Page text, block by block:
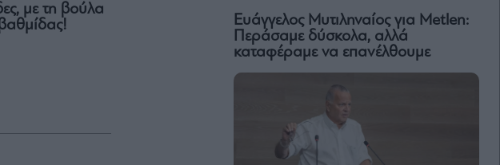
με τη βούλα
Eυάγγελος Μυτιληναίος για Metlen:
Περάσαμε δύσκολα, αλλά
καταφέραμε να επανέλθουμε